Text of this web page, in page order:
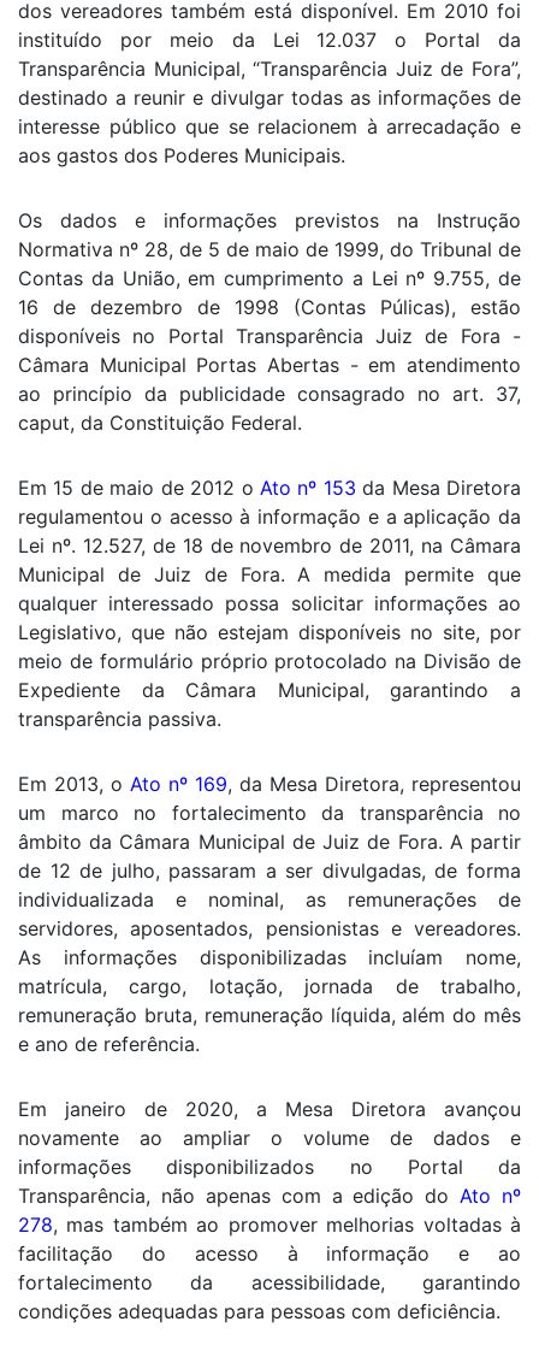
dos vereadores também está disponível. Em 2010 foi
instituído por meio da Lei 12.037 o Portal da
Transparência Municipal, “Transparência Juiz de Fora”,
destinado a reunir e divulgar todas as informações de
interesse público que se relacionem à arrecadação e
aos gastos dos Poderes Municipais.
Os dados e informações previstos na Instrução
Normativa nº 28, de 5 de maio de 1999, do Tribunal de
Contas da União, em cumprimento a Lei nº 9.755, de
16 de dezembro de 1998 (Contas Púlicas), estão
disponíveis no Portal Transparência Juiz de Fora -
Câmara Municipal Portas Abertas - em atendimento
ao princípio da publicidade consagrado no art. 37,
caput, da Constituição Federal.
Em 15 de maio de 2012 o Ato nº 153 da Mesa Diretora
regulamentou o acesso à informação e a aplicação da
Lei nº. 12.527, de 18 de novembro de 2011, na Câmara
Municipal de Juiz de Fora. A medida permite que
qualquer interessado possa solicitar informações ao
Legislativo, que não estejam disponíveis no site, por
meio de formulário próprio protocolado na Divisão de
Expediente da Câmara Municipal, garantindo a
transparência passiva.
Em 2013, o Ato nº 169, da Mesa Diretora, representou
um marco no fortalecimento da transparência no
âmbito da Câmara Municipal de Juiz de Fora. A partir
de 12 de julho, passaram a ser divulgadas, de forma
individualizada e nominal, as remunerações de
servidores, aposentados, pensionistas e vereadores.
As informações disponibilizadas incluíam nome,
matrícula, cargo, lotação, jornada de trabalho,
remuneração bruta, remuneração líquida, além do mês
e ano de referência.
Em janeiro de 2020, a Mesa Diretora avançou
novamente ao ampliar o volume de dados e
informações disponibilizados no Portal da
Transparência, não apenas com a edição doAto nº
278, mas também ao promover melhorias voltadas à
facilitação do acesso à informação e ao
fortalecimento da acessibilidade, garantindo
condições adequadas para pessoas com deficiência.